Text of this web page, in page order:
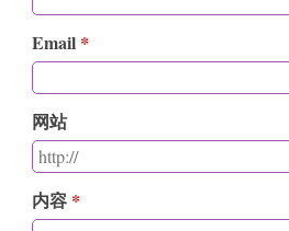
Email
网站
内容